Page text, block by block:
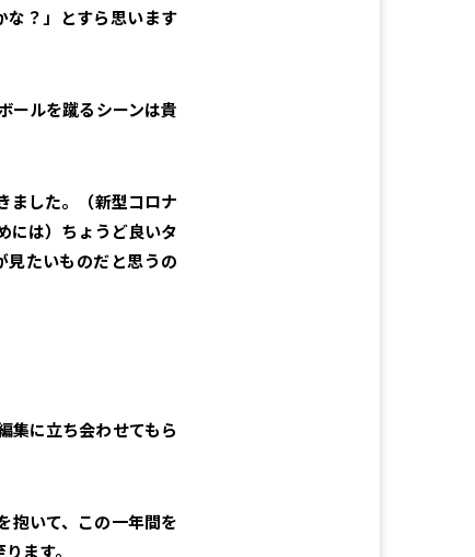
な？」とすら思います
ールを蹴るシーンは貴
ました。（新型コロナ
には）ちょうど良いタ
見たいものだと思うの
集に立ち会わせてもら
抱いて、この一年間を
ます。